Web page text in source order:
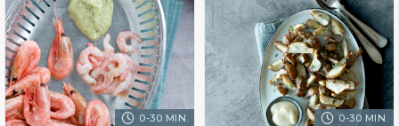
0-30 MIN. 0-30 MIN.